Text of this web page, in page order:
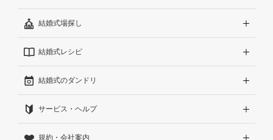
結婚式場探し
エリアから探す
こだわりから探す
雰囲気から探す
見積りから探す
結婚式レシピ
結婚式準備レポート『ハナレポ』
結婚式当日の動画『ムビレポ』
結婚式のダンドリ
結婚準備ガイド
Wedding Park Magazine
サービス・ヘルプ
サイトコンセプト
規約・会社案内